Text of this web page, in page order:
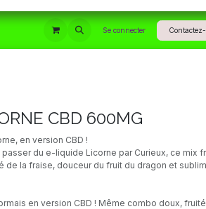
INFORMATIONS Se connecter
CBD 600MG
en version CBD !
du e-liquide Licorne par Curieux, ce mix
de la fraise, douceur du fruit du dragon et
en version CBD ! Même combo doux,